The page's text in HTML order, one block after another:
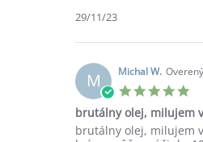
2023
Barbora
on
29
Nov
2023
29/11/23
M Michal W.
5.0
brutálny olej, milujem
Review
review
brutálny olej, milujem